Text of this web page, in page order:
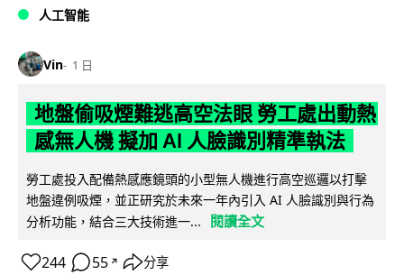
人工智能
Vin 1 日
地盤偷吸煙難逃高空法眼 勞工處出動熱
感無人機 擬加 AI 人臉識別精準執法
勞工處投入配備熱感應鏡頭的小型無人機進行高空巡邏以打擊
地盤違例吸煙，並正研究於未來一年內引入 AI 人臉識別與行為
分析功能，結合三大技術進一...
閱讀全文
244 55 ↗ 分享